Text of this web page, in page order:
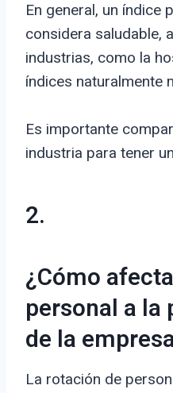
En general, un índice
considera saludable,
industrias, como la
índices naturalmente
Es importante
industria para tener
2.
¿Cómo
personal a
de la
La rotación de